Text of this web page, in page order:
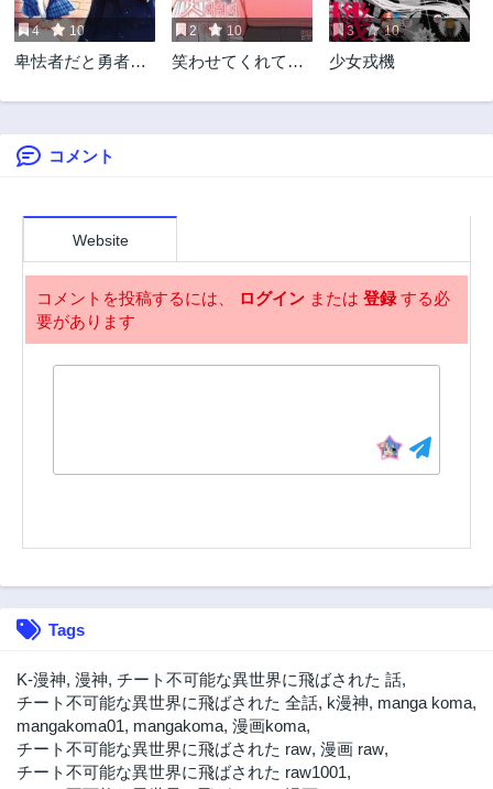
4 10
卑怯者だと勇者パ
たので働くことを
2 10
笑わせてくれてあ
3 10
少女戎機
コメント
Website
コメントを投稿するには、 ログイン または 登録する必
要があります
Tags
K-漫神, 漫神, チート不可能な異世界に飛ばされた 話,
チート不可能な異世界に飛ばされた 全話, k漫神, manga koma,
mangakoma01, mangakoma, 漫画koma,
チート不可能な異世界に飛ばされた raw, 漫画 raw,
チート不可能な異世界に飛ばされた raw1001,